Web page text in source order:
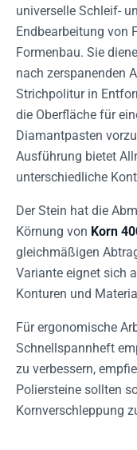
universelle Schleif-
Endbearbeitung von
Formenbau. Sie
nach zerspanenden
Strichpolitur in
die Oberfläche für
Diamantpasten
Ausführung bietet
unterschiedliche
Der Stein hat die
Körnung von Korn
gleichmäßigen
Variante eignet sich
Konturen und
Für ergonomische
Schnellspannheft
zu verbessern,
Poliersteine sollten
Kornverschleppung